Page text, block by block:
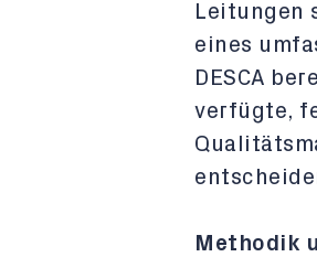
Leitungen
eines
DESCA
verfügte,
Methodik